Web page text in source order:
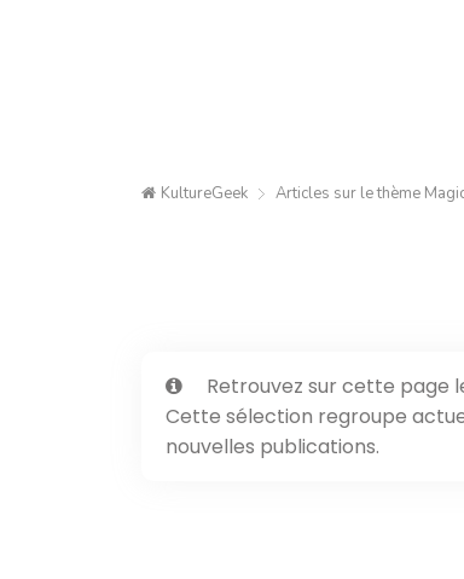
KultureGeek Articles sur le thème
Retrouvez sur cette page
Cette sélection regroupe
nouvelles publications.